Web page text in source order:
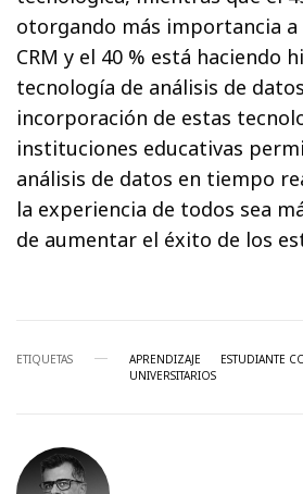
otorgando más importancia a
CRM y el 40 % está haciendo
tecnología de análisis de
incorporación de estas
instituciones educativas
análisis de datos en tiempo
la experiencia de todos sea
de aumentar el éxito de los
ETIQUETAS APRENDIZAJE ESTUDIANTE
UNIVERSITARIOS